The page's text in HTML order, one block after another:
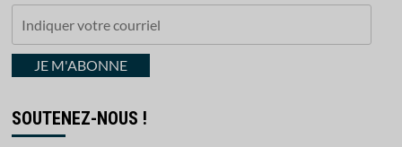
courrielJE M'ABONNE
SOUTENEZ-NOUS !